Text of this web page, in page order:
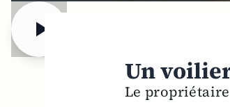
Un
Le